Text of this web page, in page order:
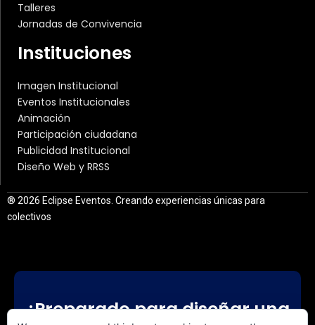
Talleres
Jornadas de Convivencia
Instituciones
Imagen Institucional
Eventos Institucionales
Animación
Participación ciudadana
Publicidad Institucional
Diseño Web y RRSS
® 2026 Eclipse Eventos. Creando experiencias únicas para
colectivos
¿Preparado para diseñar una